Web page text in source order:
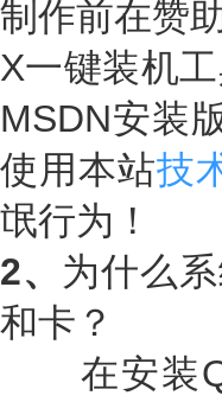
制作前在赞
X一键装机
MSDN安装
使用本站技
氓行为！
2、 为什么
和卡？
在安装